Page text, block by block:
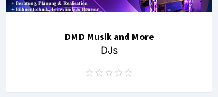
DMD Musik and More
DJs